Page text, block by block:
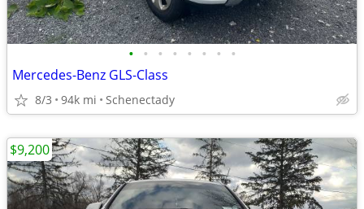
• • • • • • • •
Mercedes-Benz GLS-Class
8/3 94k mi Schenectady
$9,200